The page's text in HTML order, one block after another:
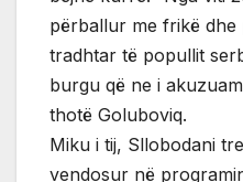
përballur me frikë
tradhtar të popullit
burgu që ne i
thotë Goluboviq.
Miku i tij, Sllobodani
vendosur në